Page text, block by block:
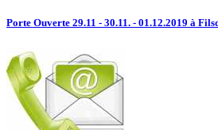
Porte Ouverte 29.11 - 30.11. - 01.12.2019 à